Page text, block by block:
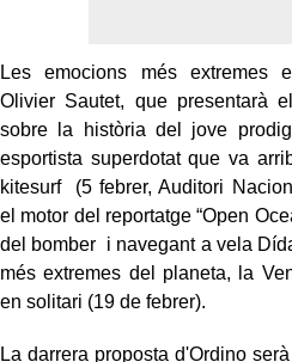
Les emocions més extremes
Olivier Sautet, que presentarà
sobre la història del jove
esportista superdotat que va
kitesurf (5 febrer, Auditori
el motor del reportatge “Open
del bomber i navegant a vela
més extremes del planeta, la
en solitari (19 de febrer).
La darrera proposta d'Ordino